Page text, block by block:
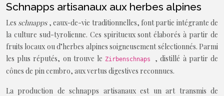
Schnapps artisanaux aux herbes alpines
Les schnapps , eaux-de-vie traditionnelles, font partie intégrante de
la culture sud-tyrolienne. Ces spiritueux sont élaborés à partir de
fruits locaux ou d’herbes alpines soigneusement sélectionnés. Parmi
les plus réputés, on trouve le Zirbenschnaps , distillé à partir de
cônes de pin cembro, aux vertus digestives reconnues.
La production de schnapps artisanaux est un art transmis de